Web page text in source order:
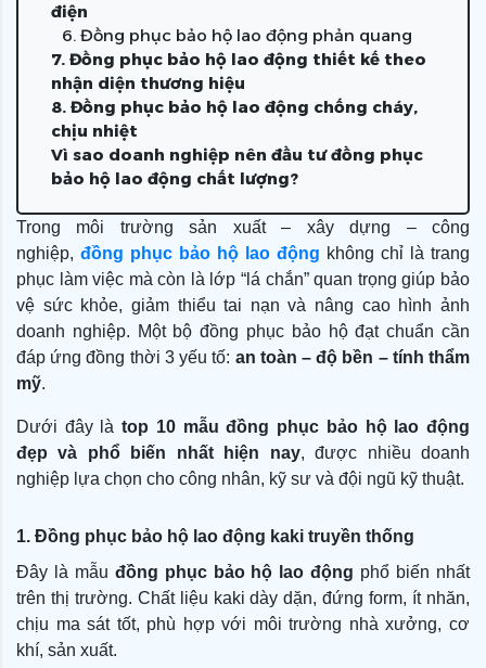
điện
6. Đồng phục bảo hộ lao động phản quang
7. Đồng phục bảo hộ lao động thiết kế theo
nhận diện thương hiệu
8. Đồng phục bảo hộ lao động chống cháy,
chịu nhiệt
Vì sao doanh nghiệp nên đầu tư đồng phục
bảo hộ lao động chất lượng?
Trong môi trường sản xuất – xây dựng – công
nghiệp, đồng phục bảo hộ lao động không chỉ là trang
phục làm việc mà còn là lớp “lá chắn” quan trọng giúp bảo
vệ sức khỏe, giảm thiểu tai nạn và nâng cao hình ảnh
doanh nghiệp. Một bộ đồng phục bảo hộ đạt chuẩn cần
đáp ứng đồng thời 3 yếu tố: an toàn – độ bền – tính thẩm
mỹ.
Dưới đây làtop 10 mẫu đồng phục bảo hộ lao động
đẹp và phổ biến nhất hiện nay, được nhiều doanh
nghiệp lựa chọn cho công nhân, kỹ sư và đội ngũ kỹ thuật.
1. Đồng phục bảo hộ lao động kaki truyền thống
Đây là mẫu đồng phục bảo hộ lao động phổ biến nhất
trên thị trường. Chất liệu kaki dày dặn, đứng form, ít nhăn,
chịu ma sát tốt, phù hợp với môi trường nhà xưởng, cơ
khí, sản xuất.